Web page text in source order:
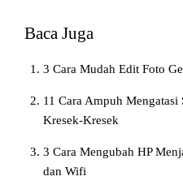
Baca Juga
3 Cara Mudah Edit Foto
11 Cara Ampuh
Kresek-Kresek
3 Cara Mengubah HP
dan Wifi